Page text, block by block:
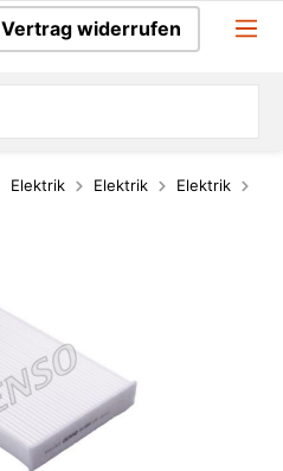
Vertrag widerrufen
Elektrik Elektrik
Elektrik